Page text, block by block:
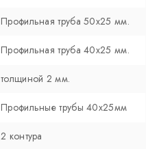
Профильная труба 50х25 мм.
Профильная труба 40х25 мм.
толщиной 2 мм.
Профильные трубы 40х25мм
2 контура